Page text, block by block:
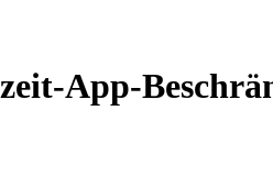
App-